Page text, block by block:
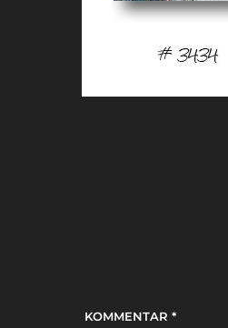
KOMMENTAR *